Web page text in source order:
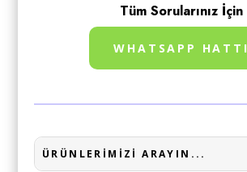
Tüm Sorularınız İçin
WHATSAPP HATTI